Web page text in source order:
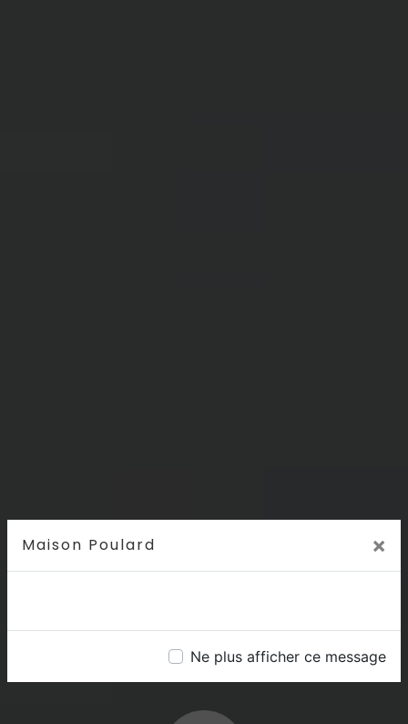
Maison Poulard ×
Ne plus afficher ce message